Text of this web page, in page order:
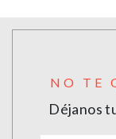
NO TE
Déjanos